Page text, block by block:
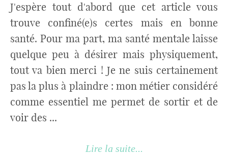
J'espère tout d'abord que cet article vous
trouve confiné(e)s certes mais en bonne
santé. Pour ma part, ma santé mentale laisse
quelque peu à désirer mais physiquement,
tout va bien merci ! Je ne suis certainement
pas la plus à plaindre : mon métier considéré
comme essentiel me permet de sortir et de
voir des ...
Lire la suite...